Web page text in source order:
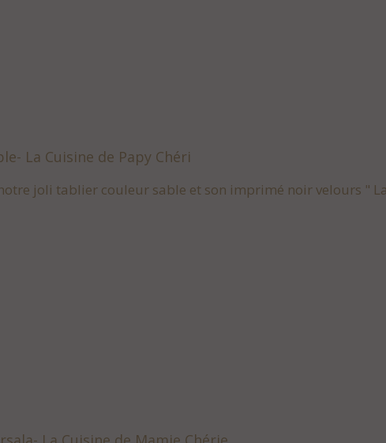
La Cuisine de Papy Chéri
joli tablier couleur sable et son imprimé noir velours "